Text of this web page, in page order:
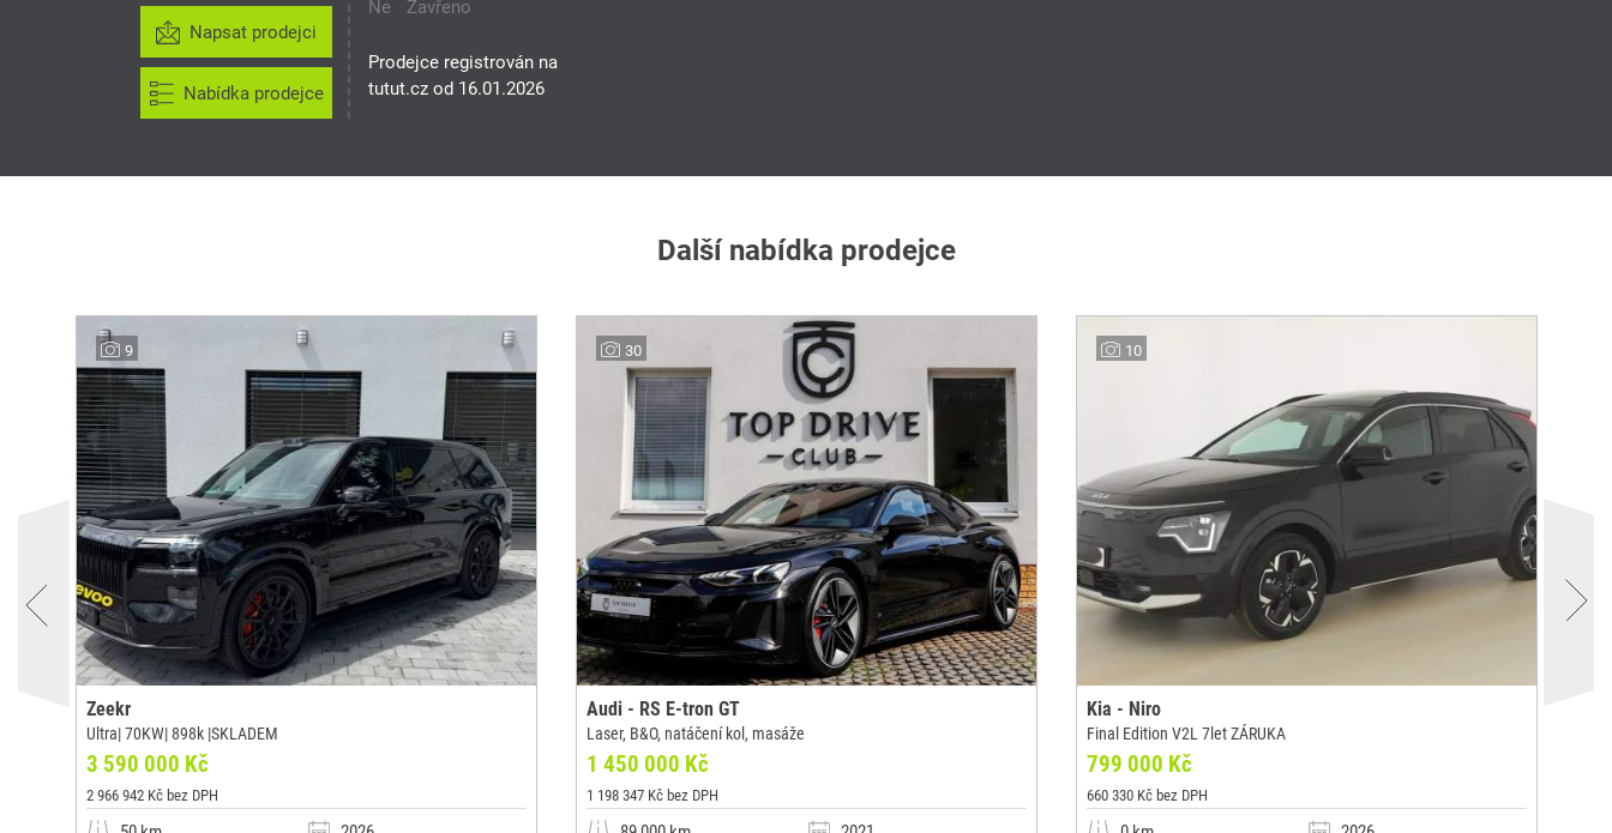
Napsat prodejci
Nabídka prodejce
Ne
Zavřeno
Prodejce registrován na
tutut.cz od 16.01.2026
Další nabídka prodejce
9
Zeekr
Ultra| 70KW| 898k |SKLADEM
3 590 000 Kč
2 966 942 Kč bez DPH
30
Audi - RS E-tron GT
Laser, B&O, natáčení kol, masáže
1 450 000 Kč
1 198 347 Kč bez DPH
10
Kia - Niro
Final Edition V2L 7let ZÁRUKA
799 000 Kč
660 330 Kč bez DPH